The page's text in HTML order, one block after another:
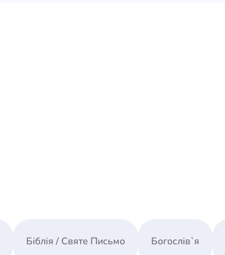
Біблія / Святе Письмо Богослів`я